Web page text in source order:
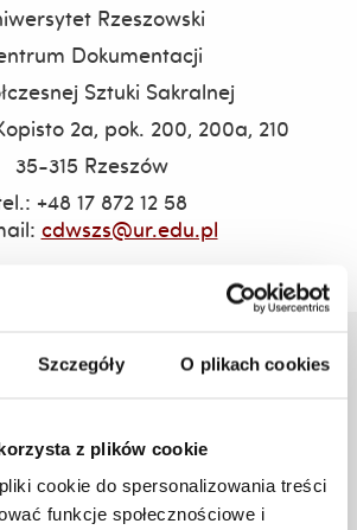
Szczegóły O plikach cookies
z plików cookie
cookie do spersonalizowania treści
funkcje społecznościowe i
Rzeszowski
Dokumentacji
Sztuki Sakralnej
2a, pok. 200, 200a, 210
35-315 Rzeszów
+48 17 872 12 58
cdwszs@ur.edu.pl
Rzeszowski
Rejtana 16C